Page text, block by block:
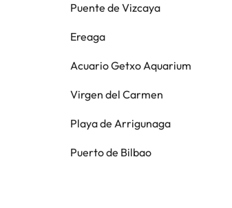
Puente de Vizcaya
Ereaga
Acuario Getxo Aquarium
Virgen del Carmen
Playa de Arrigunaga
Puerto de Bilbao